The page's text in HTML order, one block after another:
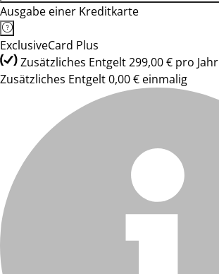
Ausgabe einer Kreditkarte
ExclusiveCard Plus
Zusätzliches Entgelt 299,00 € pro Jahr
Zusätzliches Entgelt 0,00 € einmalig